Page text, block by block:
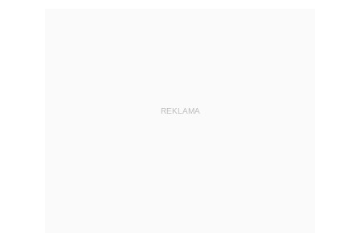
REKLAMA